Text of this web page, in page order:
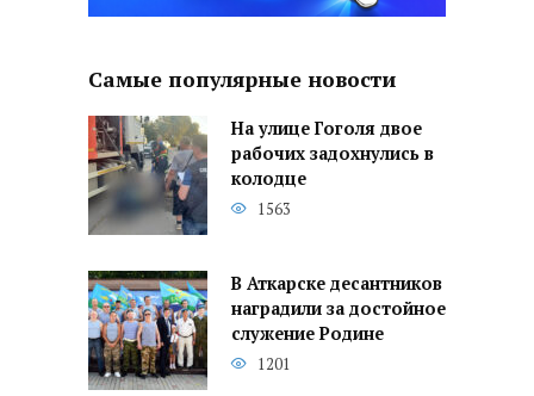
Самые популярные новости
На улице Гоголя двое
рабочих задохнулись в
колодце
1563
В Аткарске десантников
наградили за достойное
служение Родине
1201